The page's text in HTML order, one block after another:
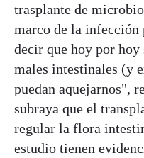
trasplante de
marco de la infección
decir que hoy por hoy
males intestinales (y
puedan aquejarnos",
subraya que el
regular la flora
estudio tienen